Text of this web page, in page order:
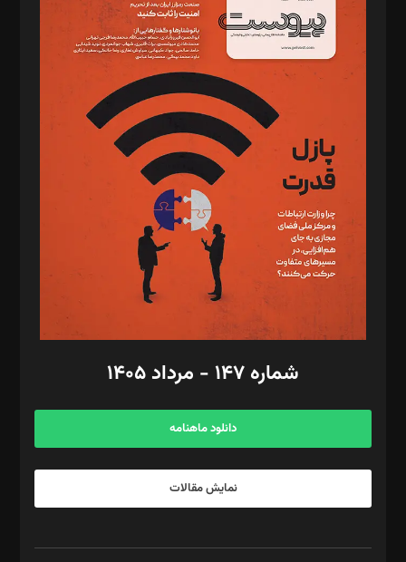
د‌بیر خدمت و تجارت: ابوالفضل رجبی
د‌بیر حقوق فناوری: حسام‌الدین ایپکچی
د‌بیر پیوست جهان: مینا پاکدل
د‌بیر تحریریه آنلاین: بابک نقاش
تحریریه‌: مجتبی محمود‌ی، آرش برهمند، یسنا امان‌پور، سروش کرمیان،
مصطفی مسجدی آرانی، ابوالفضل رجبی، زهرا فکرانه، فائزه فتحی
رستمی،مصطفی باستان
ویرایش: نگار استاد‌‌آقا
طراح یونیفرم: مجید توکلی
فیلمبرداری و عکاسی: امیر شفیعی، مانی لطفی زاده
گرافیک و صفحه‌آرایی: سید‌سبحان‌علی ثابت
مد‌یر توسعه تجاری: کامبیز برید‌
امور مالی: شاپور رهبری، محمد‌ کاظمی‌نیا
آگهی و مشترکین: ۰۹۱۹۹۹۹۰۴۵۴
شماره ۱۴۷ - مرداد ۱۴۰۵
دانلود ماهنامه
نمایش مقالات